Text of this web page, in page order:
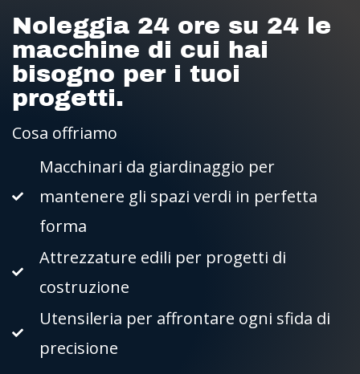
Noleggia 24 ore su 24 le
macchine di cui hai
bisogno per i tuoi
progetti.
Cosa offriamo
Macchinari da giardinaggio per
mantenere gli spazi verdi in perfetta
forma
Attrezzature edili per progetti di
costruzione
Utensileria per affrontare ogni sfida di
precisione